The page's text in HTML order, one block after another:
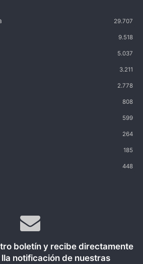
29.707
9.518
5.037
3.211
2.778
808
599
264
185
448
boletín y recibe directamente
notificación de nuestras